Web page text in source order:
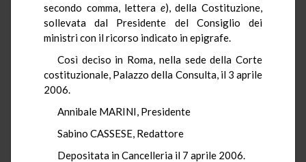
secondo comma, lettera e), della Costituzione,
sollevata dal Presidente del Consiglio dei
ministri con il ricorso indicato in epigrafe.
Così deciso in Roma, nella sede della Corte
costituzionale, Palazzo della Consulta, il 3 aprile
2006.
Annibale MARINI, Presidente
Sabino CASSESE, Redattore
Depositata in Cancelleria il 7 aprile 2006.